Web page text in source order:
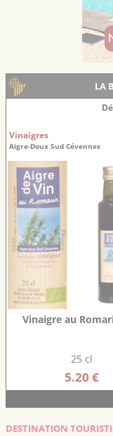
LA
Vinaigres
Aigre-Doux Sud Cévennes
Vinaigre au
25 cl
5.20 €
DESTINATION